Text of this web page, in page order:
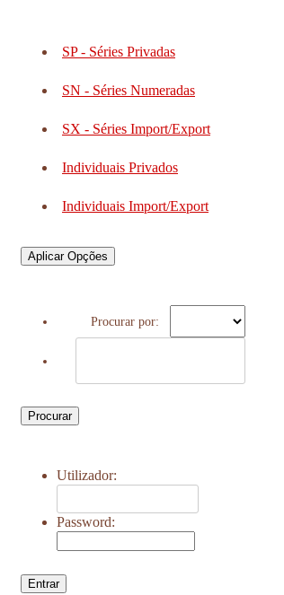
SP - Séries Privadas
SN - Séries Numeradas
SX - Séries Import/Export
Individuais Privados
Individuais Import/Export
Aplicar Opções
Procurar por:
Procurar
Utilizador:
Password:
Entrar